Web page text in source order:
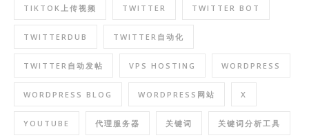
TIKTOK上传视频 TWITTER TWITTER BOT
TWITTERDUB TWITTER自动化
TWITTER自动发帖 VPS HOSTING WORDPRESS
WORDPRESS BLOG WORDPRESS网站 X
YOUTUBE 代理服务器 关键词 关键词分析工具